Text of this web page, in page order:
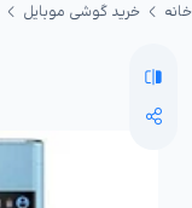
خانه خرید گوشی موبایل